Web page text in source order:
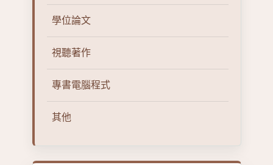
學位論文
視聽著作
專書電腦程式
其他